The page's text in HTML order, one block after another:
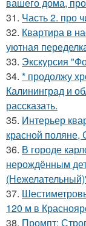
31. Часть 2. про
32. Квартира в
уютная
33. Экскурсия
34. * продолжу
Калининград и
рассказать.
35. Интерьер
красной поляне,
36. В городе
нерождённым
37.
120 м в
38. Промпт: